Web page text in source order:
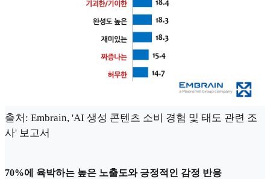
출처: Embrain, 'AI 생성 콘텐츠 소비 경험 및 태도 관련 조
사' 보고서
70%에 육박하는 높은 노출도와 긍정적인 감정 반응